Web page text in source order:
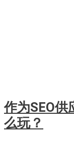
作为SEO供
么玩？